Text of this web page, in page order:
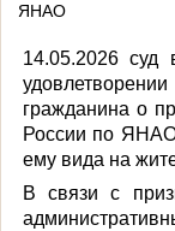
ЯНАО
14.05.2026 суд
гражданина о
России по
ему вида на
В связи с